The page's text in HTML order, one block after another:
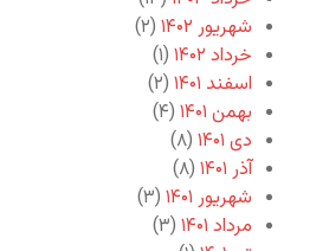
شهریور ۱۴۰۲
(۲)
خرداد ۱۴۰۲
(۱)
اسفند ۱۴۰۱
(۲)
بهمن ۱۴۰۱
(۴)
دی ۱۴۰۱
(۸)
آذر ۱۴۰۱
(۸)
شهریور ۱۴۰۱
(۳)
مرداد ۱۴۰۱
(۳)